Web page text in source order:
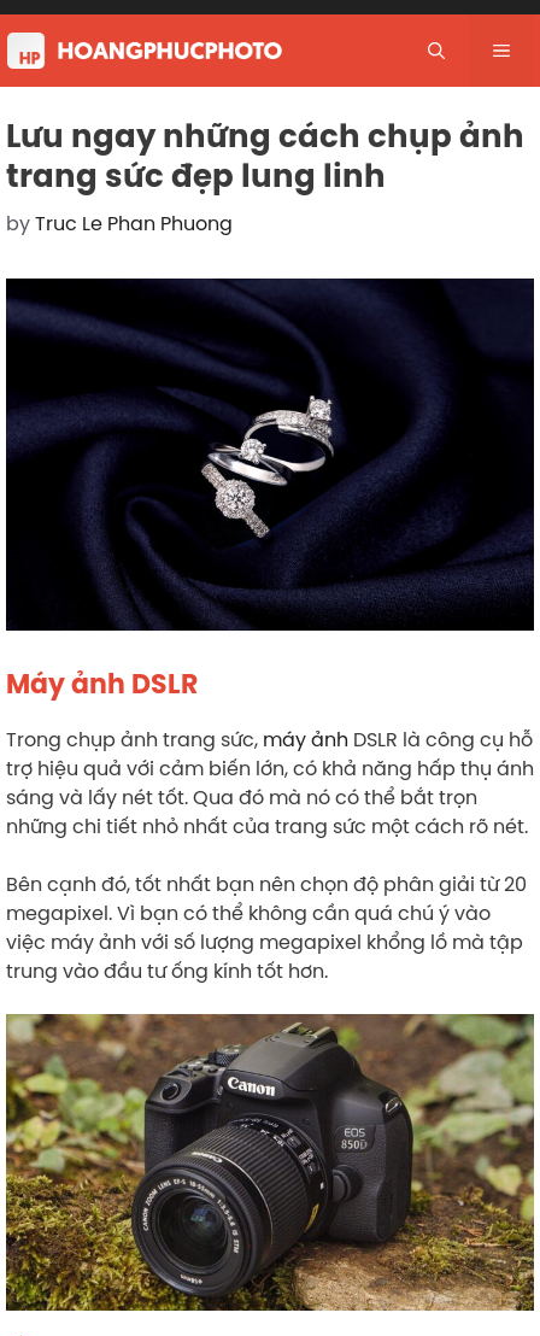
Skip
to
content
Lưu ngay những cách chụp ảnh
trang sức đẹp lung linh
byTruc Le Phan Phuong
Máy ảnh DSLR
Trong chụp ảnh trang sức, máy ảnh DSLR là công cụ hỗ
trợ hiệu quả với cảm biến lớn, có khả năng hấp thụ ánh
sáng và lấy nét tốt. Qua đó mà nó có thể bắt trọn
những chi tiết nhỏ nhất của trang sức một cách rõ nét.
Bên cạnh đó, tốt nhất bạn nên chọn độ phân giải từ 20
megapixel. Vì bạn có thể không cần quá chú ý vào
việc máy ảnh với số lượng megapixel khổng lồ mà tập
trung vào đầu tư ống kính tốt hơn.